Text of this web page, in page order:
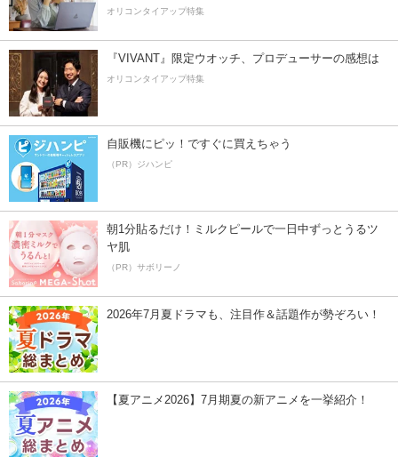
オリコンタイアップ特集
『VIVANT』限定ウオッチ、プロデューサーの感想は
オリコンタイアップ特集
自販機にピッ！ですぐに買えちゃう
（PR）ジハンピ
朝1分貼るだけ！ミルクピールで一日中ずっとうるツ
ヤ肌
（PR）サボリーノ
2026年7月夏ドラマも、注目作＆話題作が勢ぞろい！
【夏アニメ2026】7月期夏の新アニメを一挙紹介！